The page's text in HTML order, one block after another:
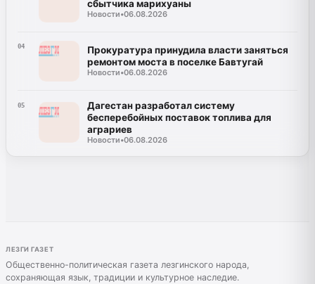
сбытчика марихуаны
Новости•06.08.2026
04
Прокуратура принудила власти заняться
ремонтом моста в поселке Бавтугай
Новости•06.08.2026
05
Дагестан разработал систему
бесперебойных поставок топлива для
аграриев
Новости•06.08.2026
ЛЕЗГИ ГАЗЕТ
Общественно-политическая газета лезгинского народа,
сохраняющая язык, традиции и культурное наследие.